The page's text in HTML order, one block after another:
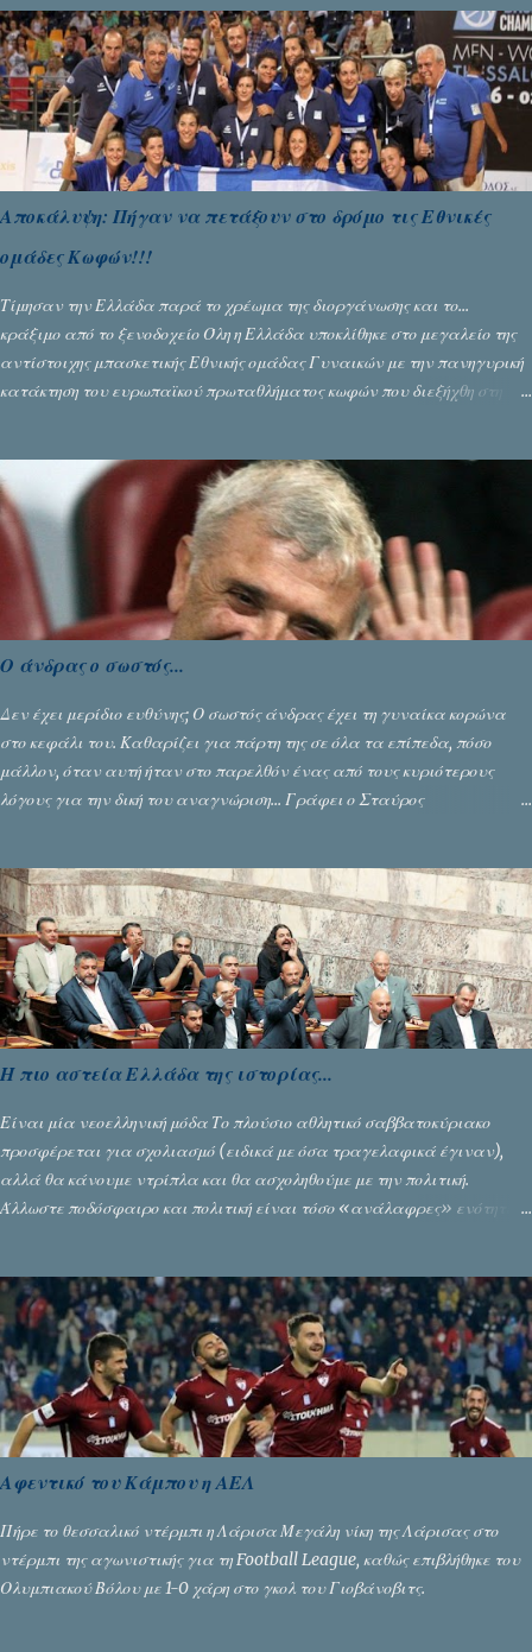
Αποκάλυψη: Πήγαν να πετάξουν στο δρόμο τις Εθνικές
ομάδες Κωφών!!!
Τίμησαν την Ελλάδα παρά το χρέωμα της διοργάνωσης και το...
κράξιμο από το ξενοδοχείο Όλη η Ελλάδα υποκλίθηκε στο μεγαλείο της
αντίστοιχης μπασκετικής Εθνικής ομάδας Γυναικών με την πανηγυρική
κατάκτηση του ευρωπαϊκού πρωταθλήματος κωφών που διεξήχθη στη
τους που ολοκληρώθηκε με τη νίκη τους στον τελικό επί της Λιθουανίας,
υπάρχουν και τα δυσάρεστα. Τα πολύ δυσάρεστα...
Ο άνδρας ο σωστός...
Δεν έχει μερίδιο ευθύνης; Ο σωστός άνδρας έχει τη γυναίκα κορώνα
στο κεφάλι του. Καθαρίζει για πάρτη της σε όλα τα επίπεδα, πόσο
μάλλον, όταν αυτή ήταν στο παρελθόν ένας από τους κυριότερους
λόγους για την δική του αναγνώριση... Γράφει ο Σταύρος
Η πιο αστεία Ελλάδα της ιστορίας...
Είναι μία νεοελληνική μόδα Το πλούσιο αθλητικό σαββατοκύριακο
προσφέρεται για σχολιασμό (ειδικά με όσα τραγελαφικά έγιναν),
αλλά θα κάνουμε ντρίπλα και θα ασχοληθούμε με την πολιτική.
Άλλωστε ποδόσφαιρο και πολιτική είναι τόσο «ανάλαφρες» ενότητες
Αφεντικό του Κάμπου η ΑΕΛ
Πήρε το θεσσαλικό ντέρμπι η Λάρισα Μεγάλη νίκη της Λάρισας στο
ντέρμπι της αγωνιστικής για τη Football League, καθώς επιβλήθηκε του
Ολυμπιακού Βόλου με 1-0 χάρη στο γκολ του Γιοβάνοβιτς.